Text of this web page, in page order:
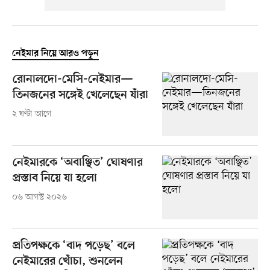
নেইমার নিয়ে আরও পড়ুন
রোনালদো-মেসি-নেইমার—
তিনজনের সঙ্গেই খেলেছেন যাঁরা
২ ঘণ্টা আগে
নেইমারকে ‘অবাঞ্ছিত’ ঘোষণার
প্রস্তাব নিয়ে যা হলো
০৬ আগস্ট ২০২৬
প্রতিপক্ষকে ‘বাদ পড়েছ’ বলে
নেইমারের খোঁচা, শুনলেন